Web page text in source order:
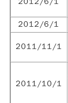
2012/6/1
2011/11/1
2011/10/1